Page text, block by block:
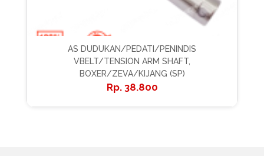
AS DUDUKAN/PEDATI/PENINDIS
VBELT/TENSION ARM SHAFT,
BOXER/ZEVA/KIJANG (SP)
38.800